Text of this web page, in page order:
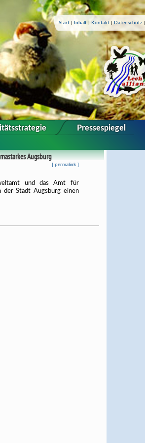
Start| Inhalt| Kontakt| Datenschutz|
Pressespiegel
Augsburg
[ permalink]
und das Amt für
der Stadt Augsburg einen